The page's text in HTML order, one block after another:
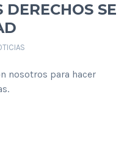
SE
nosotros para hacer